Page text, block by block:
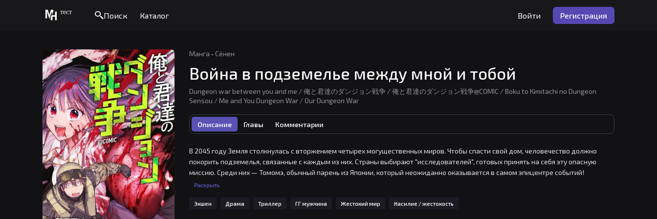
тест Поиск Каталог Войти Регистрация
Манга · Сёнен
Война в подземелье между мной и тобой
Dungeon war between you and me / 俺と君達のダンジョン戦争 / 俺と君達のダンジョン戦争@COMIC / Boku to Kimitachi no Dungeon
Sensou / Me and You Dungeon War / Our Dungeon War
Описание Главы Комментарии
В 2045 году Земля столкнулась с вторжением четырех могущественных миров. Чтобы спасти свой дом, человечество должно
покорить подземелья, связанные с каждым из них. Страны выбирают "исследователей", готовых принять на себя эту опасную
миссию. Среди них — Томомэ, обычный парень из Японии, который неожиданно оказывается в самом эпицентре событий!
Напуганный и растерянный, он активирует свои приобретёные способности и встречает невероятно красивую девушку. Она
блещет. Вместе они проходят подземелья с небывалой скоростью.
Раскрыть
Экшен Драма Триллер ГГ мужчина Жестокий мир Насилие / жестокость